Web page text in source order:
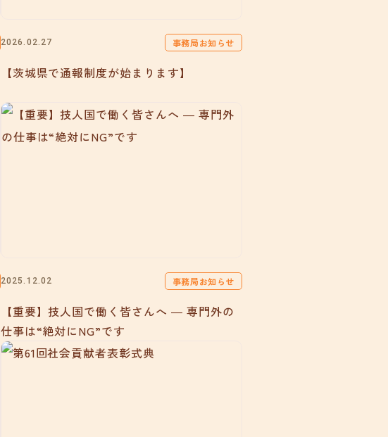
2026.02.27 事務局お知らせ
【茨城県で通報制度が始まります】
2025.12.02 事務局お知らせ
【重要】技人国で働く皆さんへ ― 専門外の
仕事は“絶対にNG”です